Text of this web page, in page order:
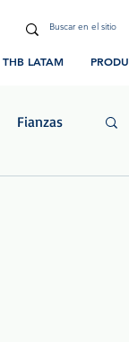
THB LATAM
Fianzas